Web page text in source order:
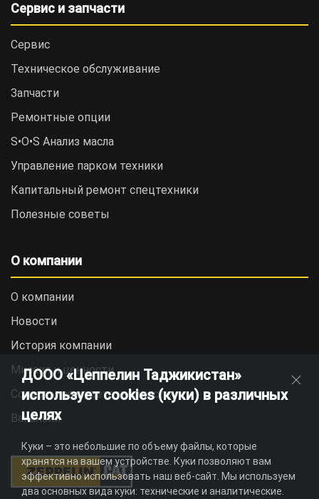
Сервис и запчасти
Сервис
Техническое обслуживание
Запчасти
Ремонтные опции
S•O•S Анализ масла
Управление парком техники
Капитальный ремонт спецтехники
Полезные советы
О компании
О компании
Новости
История компании
Миссия и ценности
Социальная ответственность
Вакансии
ДООО «Цеппелин Таджикистан»
использует cookies (куки) в различных
целях
Куки – это небольшие по объему файлы, которые
хранятся на вашем устройстве. Куки позволяют вам
эффективно использовать наш веб-сайт. Мы используем
два основных вида куки: технические и аналитические.